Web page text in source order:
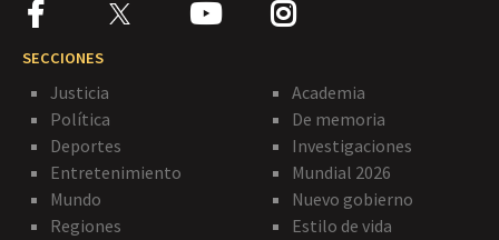
SECCIONES
Justicia
Política
Deportes
Entretenimiento
Mundo
Regiones
Academia
De memoria
Investigaciones
Mundial 2026
Nuevo gobierno
Estilo de vida